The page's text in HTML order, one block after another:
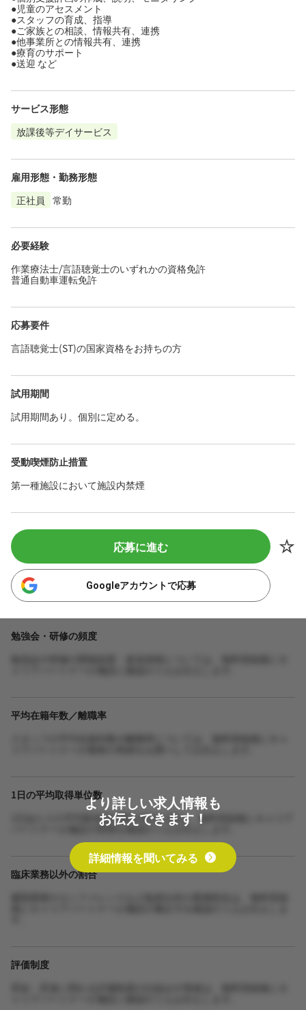
●児童のアセスメント
●スタッフの育成、指導
●ご家族との相談、情報共有、連携
●他事業所との情報共有、連携
●療育のサポート
●送迎 など
サービス形態
放課後等デイサービス
雇用形態・勤務形態
正社員
常勤
必要経験
作業療法士/言語聴覚士のいずれかの資格免許
普通自動車運転免許
応募要件
言語聴覚士(ST)の国家資格をお持ちの方
試用期間
試用期間あり。個別に定める。
受動喫煙防止措置
第一種施設において施設内禁煙
応募に進む
Googleアカウントで応募
勉強会・研修の頻度
平均在籍年数／離職率
1日の平均取得単位数
1日あたりの平均取得単位数や担当人数は、無料登録後にキャリア
パートナーが施設の実態を確認のうえお伝えします。
臨床業務以外の割合
評価制度
より詳しい求人情報も
お伝えできます！
詳細情報を聞いてみる